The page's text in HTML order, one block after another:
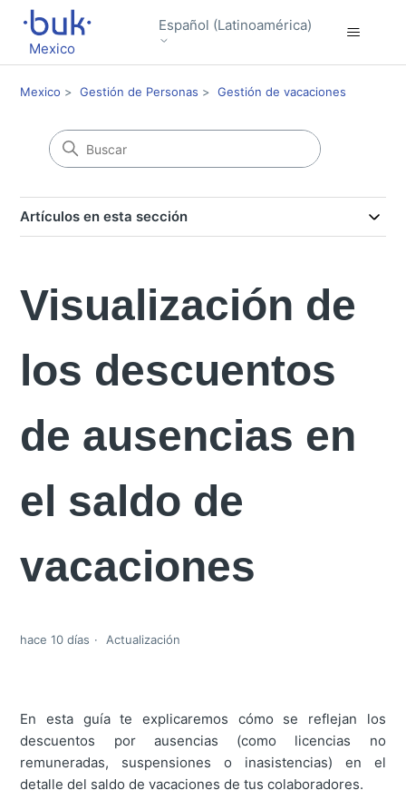
Mexico
Español (Latinoamérica)
Mexico Gestión de Personas Gestión de vacaciones
Artículos en esta sección
Visualización de
los descuentos
de ausencias en
el saldo de
vacaciones
hace 10 días Actualización
En esta guía te explicaremos cómo se reflejan los
descuentos por ausencias (como licencias no
remuneradas, suspensiones o inasistencias) en el
detalle del saldo de vacaciones de tus colaboradores.